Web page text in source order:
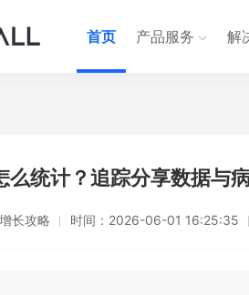
首页 产品服务 解
么统计？追踪分享数据与
增长攻略 时间： 2026-06-01 16:25:35